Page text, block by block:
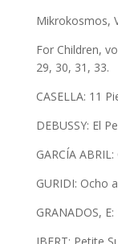
Mikrokosmos,
For Children,
29, 30, 31, 33.
CASELLA: 11
DEBUSSY: El
GARCÍA
GURIDI: Ocho
GRANADOS,